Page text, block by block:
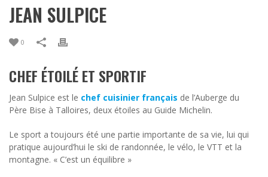
JEAN SULPICE
0
CHEF ÉTOILÉ ET SPORTIF
Jean Sulpice est le chef cuisinier français de l’Auberge du
Père Bise à Talloires, deux étoiles au Guide Michelin.
Le sport a toujours été une partie importante de sa vie, lui qui
pratique aujourd’hui le ski de randonnée, le vélo, le VTT et la
montagne. « C’est un équilibre »